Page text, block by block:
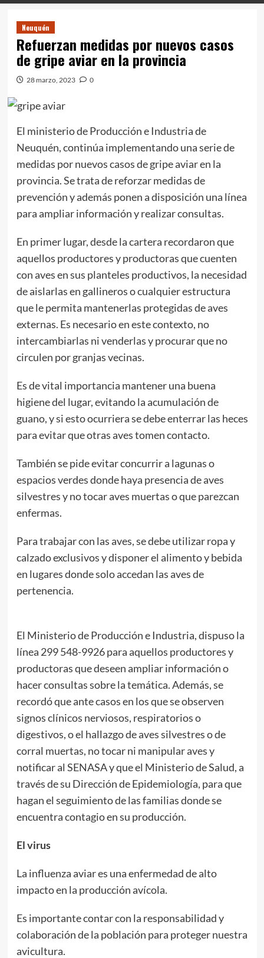
Neuquén
Refuerzan medidas por nuevos casos
de gripe aviar en la provincia
28 marzo, 2023 0
El ministerio de Producción e Industria de
Neuquén, continúa implementando una serie de
medidas por nuevos casos de gripe aviar en la
provincia. Se trata de reforzar medidas de
prevención y además ponen a disposición una línea
para ampliar información y realizar consultas.
En primer lugar, desde la cartera recordaron que
aquellos productores y productoras que cuenten
con aves en sus planteles productivos, la necesidad
de aislarlas en gallineros o cualquier estructura
que le permita mantenerlas protegidas de aves
externas. Es necesario en este contexto, no
intercambiarlas ni venderlas y procurar que no
circulen por granjas vecinas.
Es de vital importancia mantener una buena
higiene del lugar, evitando la acumulación de
guano, y si esto ocurriera se debe enterrar las heces
para evitar que otras aves tomen contacto.
También se pide evitar concurrir a lagunas o
espacios verdes donde haya presencia de aves
silvestres y no tocar aves muertas o que parezcan
enfermas.
Para trabajar con las aves, se debe utilizar ropa y
calzado exclusivos y disponer el alimento y bebida
en lugares donde solo accedan las aves de
pertenencia.
El Ministerio de Producción e Industria, dispuso la
línea 299 548-9926 para aquellos productores y
productoras que deseen ampliar información o
hacer consultas sobre la temática. Además, se
recordó que ante casos en los que se observen
signos clínicos nerviosos, respiratorios o
digestivos, o el hallazgo de aves silvestres o de
corral muertas, no tocar ni manipular aves y
notificar al SENASA y que el Ministerio de Salud, a
través de su Dirección de Epidemiología, para que
hagan el seguimiento de las familias donde se
encuentra contagio en su producción.
El virus
La influenza aviar es una enfermedad de alto
impacto en la producción avícola.
Es importante contar con la responsabilidad y
colaboración de la población para proteger nuestra
avicultura.